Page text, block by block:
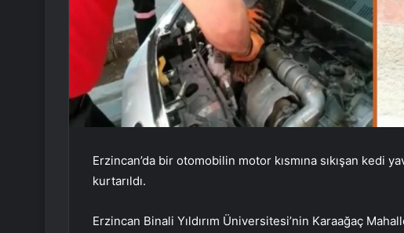
Erzincan’da bir otomobilin motor kısmına sıkışan kedi
kurtarıldı.
Erzincan Binali Yıldırım Üniversitesi’nin Karaağaç